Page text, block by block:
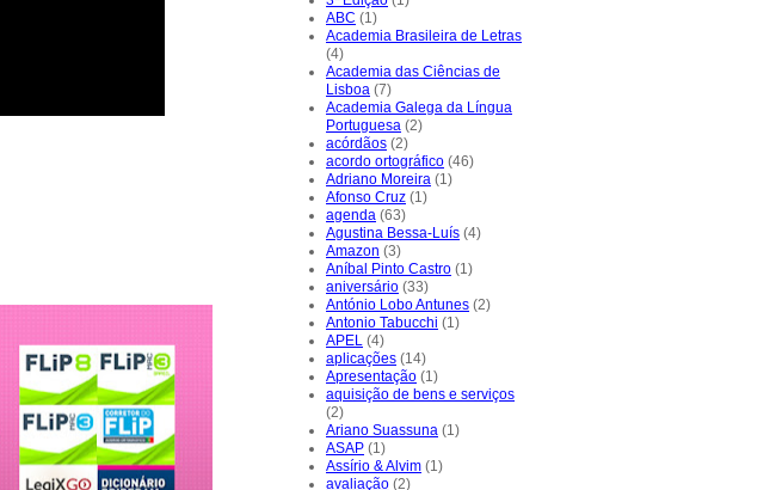
ABC (1)
Academia Brasileira de Letras
(4)
Academia das Ciências de
Lisboa (7)
Academia Galega da Língua
Portuguesa (2)
acórdãos (2)
acordo ortográfico (46)
Adriano Moreira (1)
Afonso Cruz (1)
agenda (63)
Agustina Bessa-Luís (4)
Amazon (3)
Aníbal Pinto Castro (1)
aniversário (33)
António Lobo Antunes (2)
Antonio Tabucchi (1)
APEL (4)
aplicações (14)
Apresentação (1)
aquisição de bens e serviços
(2)
Ariano Suassuna (1)
ASAP (1)
Assírio & Alvim (1)
avaliação (2)